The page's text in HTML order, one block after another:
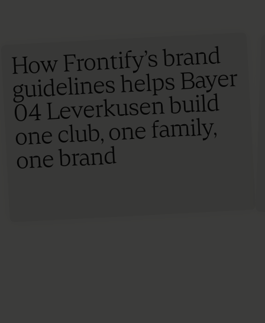
How Frontify’s brand
guidelines helps Bayer
04 Leverkusen build
one club, one family,
one brand